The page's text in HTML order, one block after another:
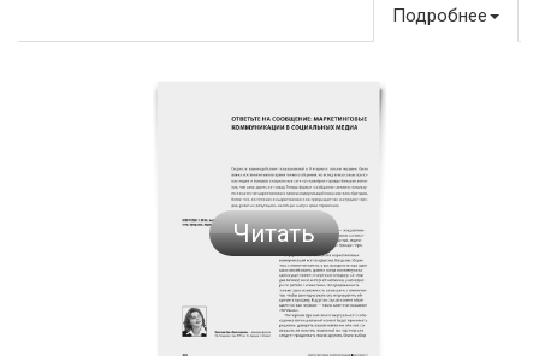
Подробнее
Читать